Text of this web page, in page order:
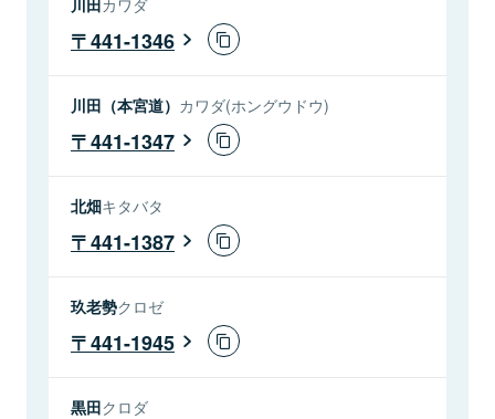
441-1346
川田（本宮道） カワダ(ホングウドウ)
441-1347
北畑キタバタ
441-1387
玖老勢クロゼ
441-1945
黒田クロダ